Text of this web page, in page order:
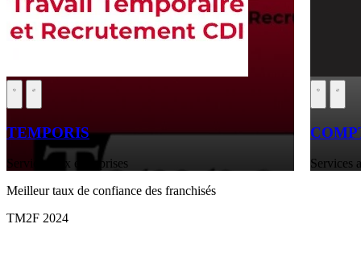
TEMPORIS
Services aux entreprises
Meilleur taux de confiance des franchisés
TM2F 2024
Services